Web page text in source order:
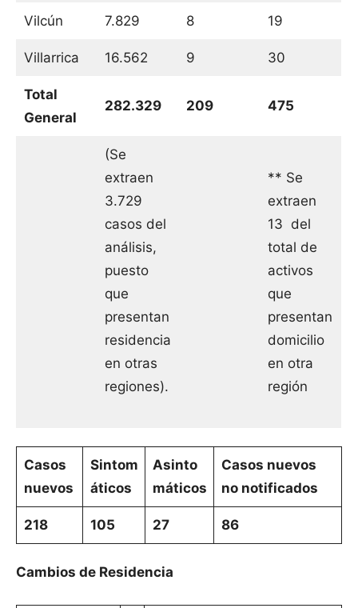
Vilcún 7.829 8 19
Villarrica 16.562 9 30
Total
General
282.329 209 475
(Se
extraen
3.729
casos del
análisis,
puesto
que
presentan
residencia
en otras
regiones).
** Se
extraen
13 del
total de
activos
que
presentan
domicilio
en otra
región
Casos
nuevos
Sintom
áticos
Asinto
máticos
Casos nuevos
no notificados
218 105 27 86
Cambios de Residencia